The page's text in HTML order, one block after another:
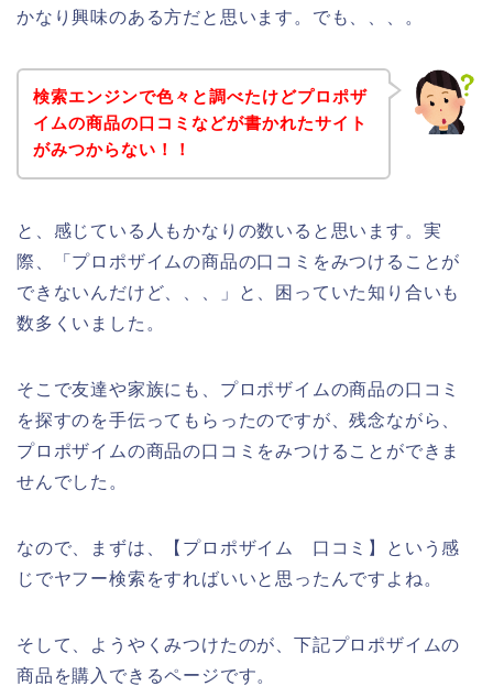
かなり興味のある方だと思います。でも、、、。
検索エンジンで色々と調べたけどプロポザ
イムの商品の口コミなどが書かれたサイト
がみつからない！！
と、感じている人もかなりの数いると思います。実
際、「プロポザイムの商品の口コミをみつけることが
できないんだけど、、、」と、困っていた知り合いも
数多くいました。
そこで友達や家族にも、プロポザイムの商品の口コミ
を探すのを手伝ってもらったのですが、残念ながら、
プロポザイムの商品の口コミをみつけることができま
せんでした。
なので、まずは、【プロポザイム 口コミ】という感
じでヤフー検索をすればいいと思ったんですよね。
そして、ようやくみつけたのが、下記プロポザイムの
商品を購入できるページです。